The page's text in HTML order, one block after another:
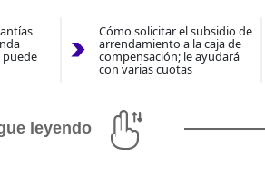
puede
Cómo solicitar el subsidio de
arrendamiento a la caja de
compensación; le ayudará
con varias cuotas
leyendo